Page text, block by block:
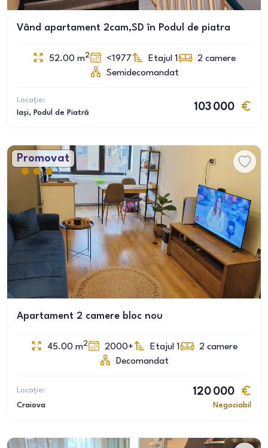
Vând apartament 2cam,SD în Podul de piatra
52.00 m2 <1977 Etajul 1 2 camere
Semidecomandat
Locație:
Iași, Podul de Piatră
103 000
Promovat
Apartament 2 camere bloc nou
45.00 m2 2000+ Etajul 1 2 camere
Decomandat
Locație:
Craiova
120 000
Negociabil